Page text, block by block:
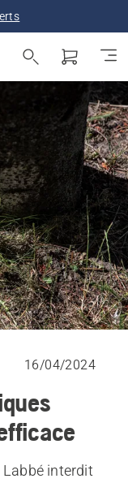
16/04/2024
Labbé interdit